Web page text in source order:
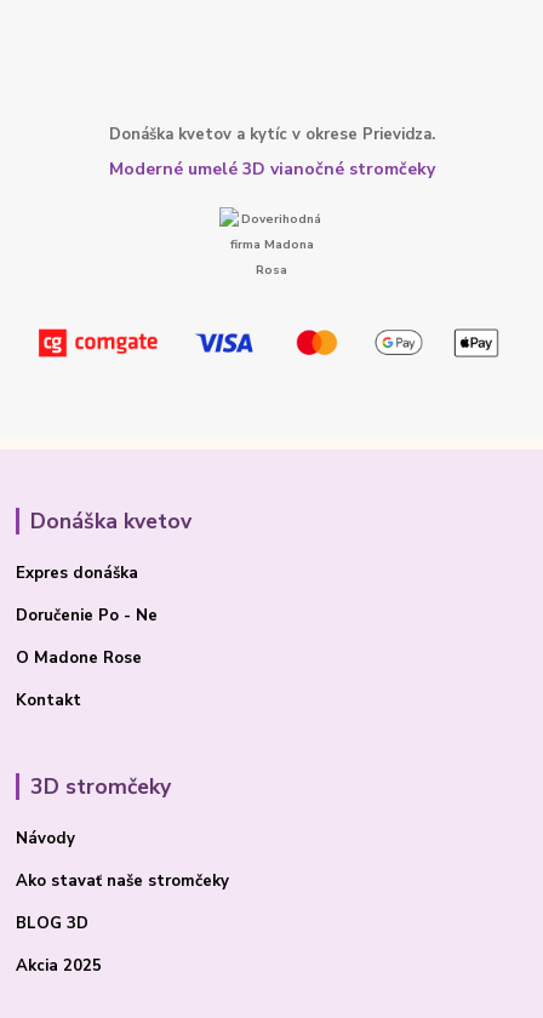
Donáška kvetov a kytíc v okrese Prievidza.
Moderné umelé 3D vianočné stromčeky
Donáška kvetov
Expres donáška
Doručenie Po - Ne
O Madone Rose
Kontakt
3D stromčeky
Návody
Ako stavať naše stromčeky
BLOG 3D
Akcia 2025